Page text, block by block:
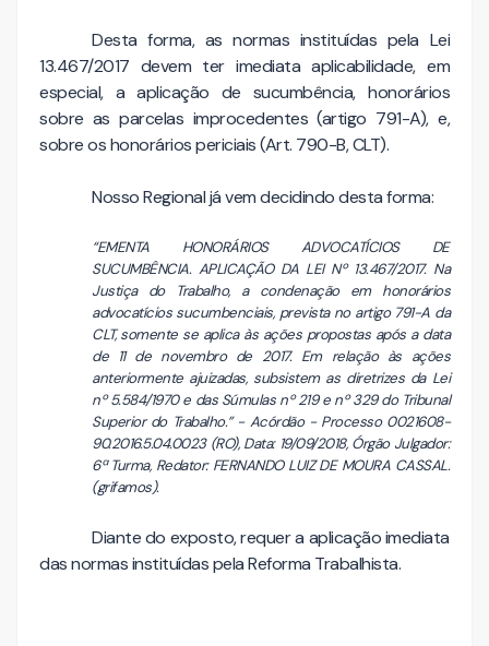
Desta forma, as normas instituídas pela Lei
13.467/2017 devem ter imediata aplicabilidade, em
especial, a aplicação de sucumbência, honorários
sobre as parcelas improcedentes (artigo 791-A), e,
sobre os honorários periciais (Art. 790-B, CLT).
Nosso Regional já vem decidindo desta forma:
“EMENTA HONORÁRIOS ADVOCATÍCIOS DE
SUCUMBÊNCIA. APLICAÇÃO DA LEI Nº 13.467/2017. Na
Justiça do Trabalho, a condenação em honorários
advocatícios sucumbenciais, prevista no artigo 791-A da
CLT, somente se aplica às ações propostas após a data
de 11 de novembro de 2017. Em relação às ações
anteriormente ajuizadas, subsistem as diretrizes da Lei
nº 5.584/1970 e das Súmulas nº 219 e nº 329 do Tribunal
Superior do Trabalho.” - Acórdão - Processo 0021608-
90.2016.5.04.0023 (RO), Data: 19/09/2018, Órgão Julgador:
6ª Turma, Redator: FERNANDO LUIZ DE MOURA CASSAL.
(grifamos).
Diante do exposto, requer a aplicação imediata
das normas instituídas pela Reforma Trabalhista.